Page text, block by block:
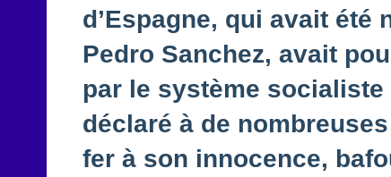
d’Espagne, qui avait été
Pedro Sanchez, avait
par le système
déclaré à de
fer à son innocence,